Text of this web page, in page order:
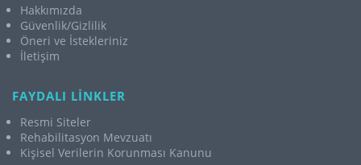
Hakkımızda
Güvenlik/Gizlilik
Öneri ve İstekleriniz
İletişim
FAYDALI LİNKLER
Resmi Siteler
Rehabilitasyon Mevzuatı
Kişisel Verilerin Korunması Kanunu